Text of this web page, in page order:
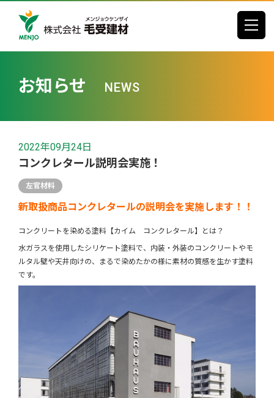
お知らせ NEWS
2022年09月24日
コンクレタール説明会実施！
左官材料
新取扱商品コンクレタールの説明会を実施します！！
コンクリートを染める塗料【カイム コンクレタール】とは？
水ガラスを使用したシリケート塗料で、内装・外装のコンクリートやモ
ルタル壁や天井向けの、まるで染めたかの様に素材の質感を生かす塗料
です。